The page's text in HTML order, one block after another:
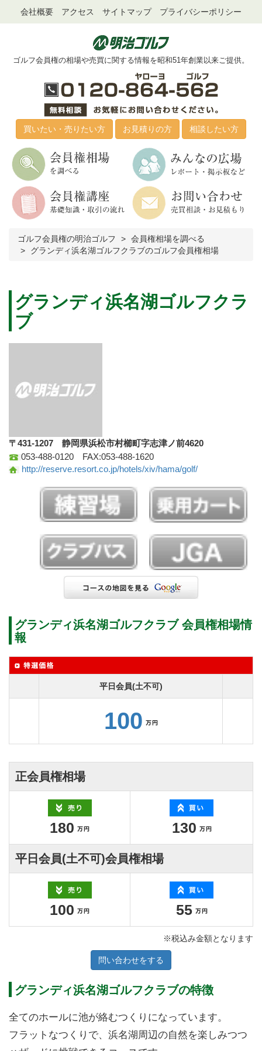
会社概要 アクセス サイトマップ プライバシーポリシー
ゴルフ会員権の相場や売買に関する情報を昭和51年創業以来ご提供。
買いたい・売りたい方 お見積りの方 相談したい方
ゴルフ会員権の明治ゴルフ
会員権相場を調べる
グランディ浜名湖ゴルフクラブのゴルフ会員権相場
グランディ浜名湖ゴルフクラ
ブ
〒431-1207 静岡県浜松市村櫛町字志津ノ前4620
053-488-0120 FAX:053-488-1620
http://reserve.resort.co.jp/hotels/xiv/hama/golf/
グランディ浜名湖ゴルフクラブ 会員権相場情
報
平日会員(土不可)
100
正会員権相場
180 130
平日会員(土不可)会員権相場
100 55
※税込み金額となります
問い合わせをする
グランディ浜名湖ゴルフクラブの特徴
全てのホールに池が絡むつくりになっています。
フラットなつくりで、浜名湖周辺の自然を楽しみつつ